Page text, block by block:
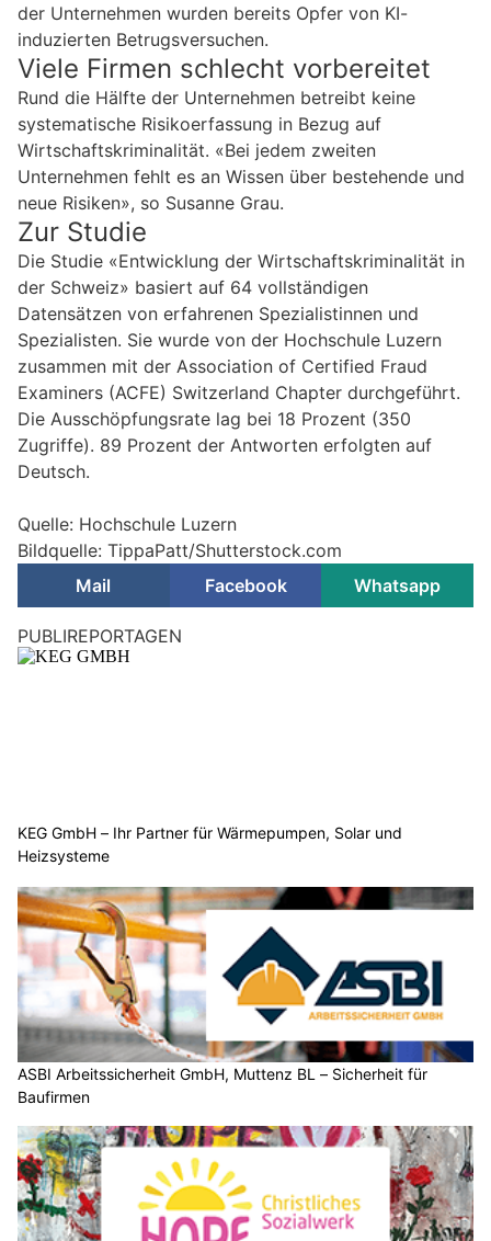
der Unternehmen wurden bereits Opfer von KI-
induzierten Betrugsversuchen.
Viele Firmen schlecht vorbereitet
Rund die Hälfte der Unternehmen betreibt keine
systematische Risikoerfassung in Bezug auf
Wirtschaftskriminalität. «Bei jedem zweiten
Unternehmen fehlt es an Wissen über bestehende und
neue Risiken», so Susanne Grau.
Zur Studie
Die Studie «Entwicklung der Wirtschaftskriminalität in
der Schweiz» basiert auf 64 vollständigen
Datensätzen von erfahrenen Spezialistinnen und
Spezialisten. Sie wurde von der Hochschule Luzern
zusammen mit der Association of Certified Fraud
Examiners (ACFE) Switzerland Chapter durchgeführt.
Die Ausschöpfungsrate lag bei 18 Prozent (350
Zugriffe). 89 Prozent der Antworten erfolgten auf
Deutsch.
Quelle: Hochschule Luzern
Bildquelle: TippaPatt/Shutterstock.com
Mail
Facebook Whatsapp
Schweiz: Bundesrat verstärkt Kampf gegen
Internetbetrug“ die Zusammenarbeit zwischen Behörden,
Polizei und Registerbetreibern geprüft.
Weiterlesen
KEG GmbH – Ihr Partner für Wärmepumpen, Solar und Heizsysteme
HOPE Christliches Sozialwerk in Baden AG: Hilfe für Menschen in Notlagen
KEG GmbH – Ihr Partner für Wärmepumpen, Solar und Heizsysteme
Schweiz: Stalking wird ab 2026 strafbar – bis zu